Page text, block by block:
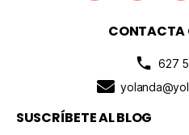
CONTACTA
627
SUSCRÍBETE AL BLOG